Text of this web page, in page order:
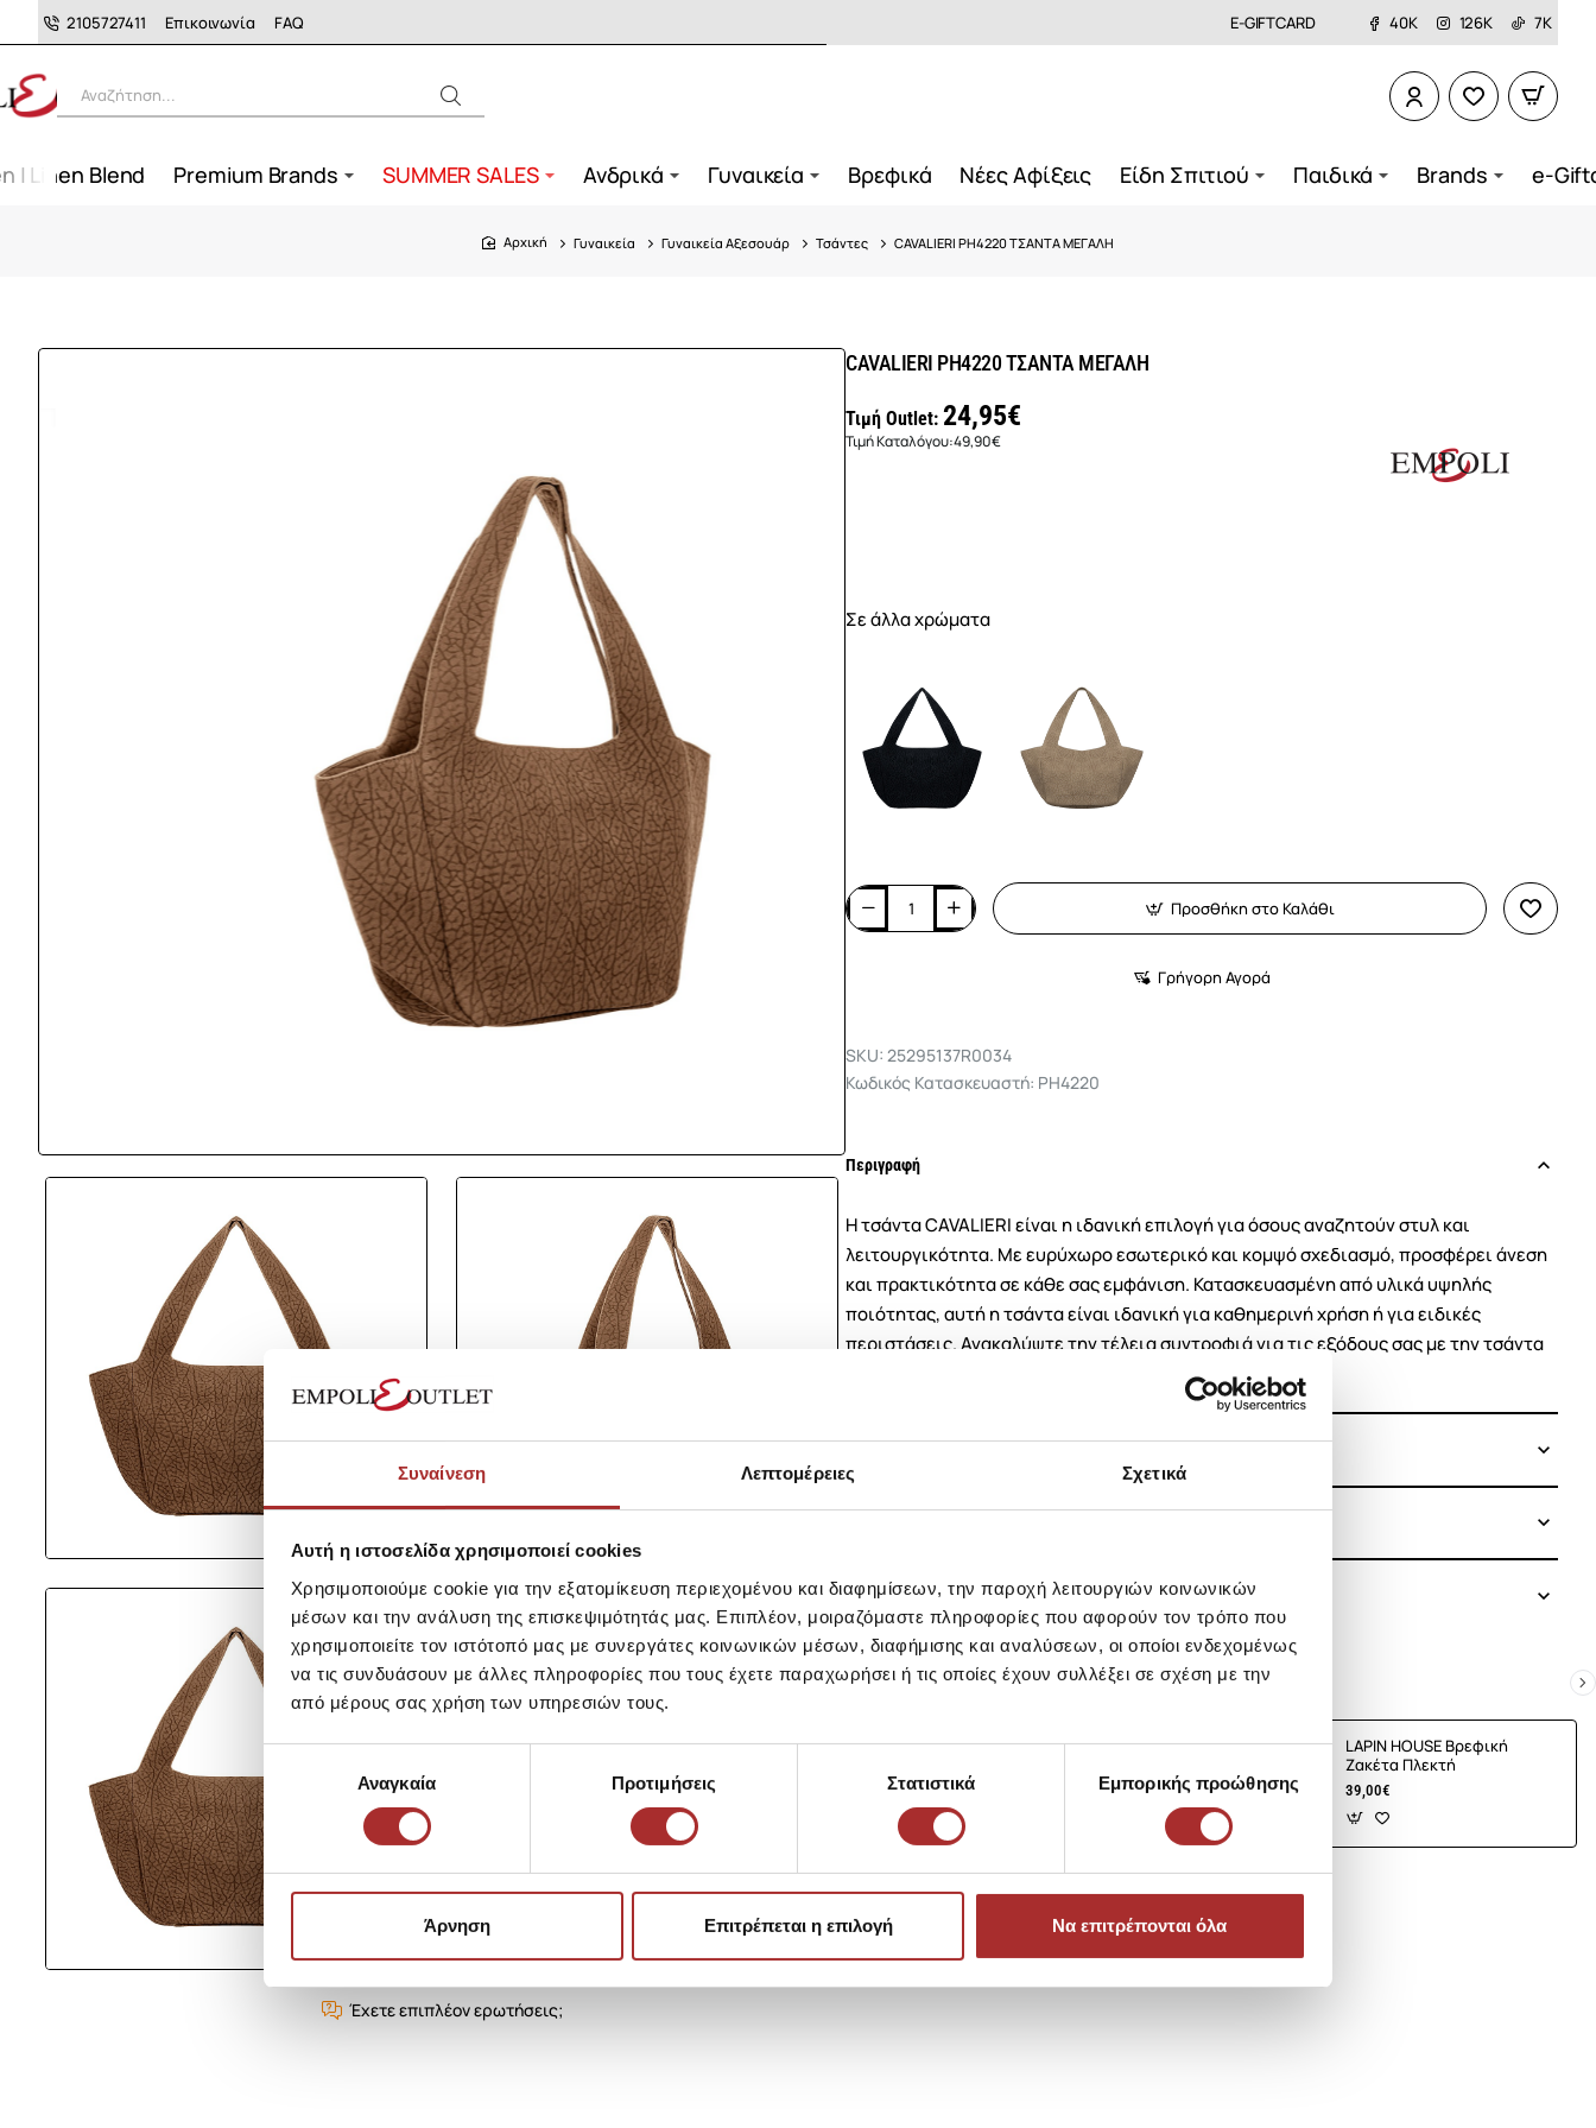
Συναίνεση Λεπτομέρειες Σχετικά
Αυτή η ιστοσελίδα χρησιμοποιεί cookies
Χρησιμοποιούμε cookie για την εξατομίκευση περιεχομένου και διαφημίσεων, την παροχή λειτουργιών κοινωνικών
μέσων και την ανάλυση της επισκεψιμότητάς μας. Επιπλέον, μοιραζόμαστε πληροφορίες που αφορούν τον τρόπο που
χρησιμοποιείτε τον ιστότοπό μας με συνεργάτες κοινωνικών μέσων, διαφήμισης και αναλύσεων, οι οποίοι ενδεχομένως
να τις συνδυάσουν με άλλες πληροφορίες που τους έχετε παραχωρήσει ή τις οποίες έχουν συλλέξει σε σχέση με την
από μέρους σας χρήση των υπηρεσιών τους.
συγκατάθεσηςΑναγκαία Προτιμήσεις Στατιστικά Εμπορικής προώθησης
Άρνηση Επιτρέπεται η επιλογή Να επιτρέπονται όλα
2105727411 Επικοινωνία FAQ E-GIFTCARD 40K 126K 7K
Αναζήτηση...
| Linen Blend Premium Brands SUMMER SALES Ανδρικά Γυναικεία Βρεφικά Νέες Αφίξεις Είδη Σπιτιού Παιδικά Brands e-
home
Γυναικεία Γυναικεία Αξεσουάρ Τσάντες CAVALIERI PH4220 ΤΣΑΝΤΑ ΜΕΓΑΛΗ
Έχετε επιπλέον ερωτήσεις;
CAVALIERI PH4220 ΤΣΑΝΤΑ ΜΕΓΑΛΗ
Τιμή Outlet: 24,95€
Τιμή Καταλόγου:49,90€
Σε άλλα χρώματα
Προσθήκη στο Καλάθι
Γρήγορη Αγορά
SKU: 25295137R0034
Κωδικός Κατασκευαστή: PH4220
Περιγραφή
Η τσάντα CAVALIERI είναι η ιδανική επιλογή για όσους αναζητούν στυλ και
λειτουργικότητα. Με ευρύχωρο εσωτερικό και κομψό σχεδιασμό, προσφέρει άνεση
και πρακτικότητα σε κάθε σας εμφάνιση. Κατασκευασμένη από υλικά υψηλής
ποιότητας, αυτή η τσάντα είναι ιδανική για καθημερινή χρήση ή για ειδικές
περιστάσεις. Ανακαλύψτε την τέλεια συντροφιά για τις εξόδους σας με την τσάντα
Επιστροφές Προϊόντων
Ίδια κατηγορία Ίδιο Brand
LAPIN HOUSE Βρεφική
39,00€
LAPIN HOUSE Βρεφική
Ζακέτα Πλεκτή
39,00€